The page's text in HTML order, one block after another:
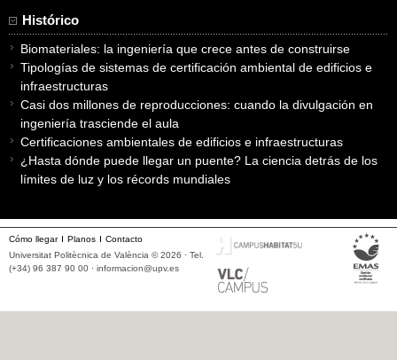
Histórico
Biomateriales: la ingeniería que crece antes de construirse
Tipologías de sistemas de certificación ambiental de edificios e
infraestructuras
Casi dos millones de reproducciones: cuando la divulgación en
ingeniería trasciende el aula
Certificaciones ambientales de edificios e infraestructuras
¿Hasta dónde puede llegar un puente? La ciencia detrás de los
límites de luz y los récords mundiales
Cómo llegar Planos
Contacto
Universitat Politècnica de València © 2026 · Tel.
(+34) 96 387 90 00 · informacion@upv.es